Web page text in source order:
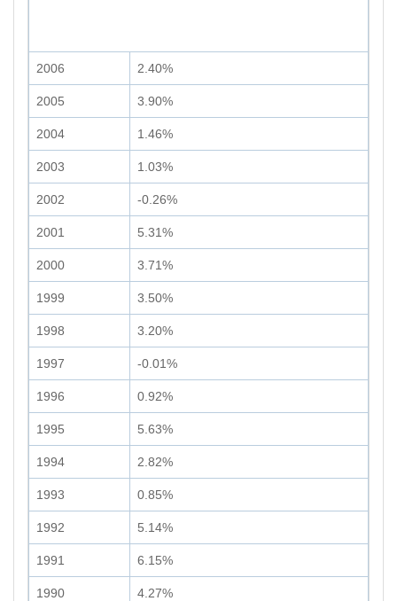
2006 2.40%
2005 3.90%
2004 1.46%
2003 1.03%
2002 -0.26%
2001 5.31%
2000 3.71%
1999 3.50%
1998 3.20%
1997 -0.01%
1996 0.92%
1995 5.63%
1994 2.82%
1993 0.85%
1992 5.14%
1991 6.15%
1990 4.27%